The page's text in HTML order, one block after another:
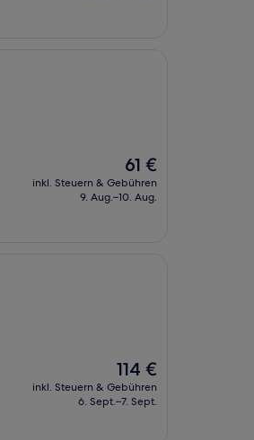
Der
Preis
beträgt
61 €
inkl. Steuern & Gebühren
9. Aug.–10. Aug.
Der
Preis
beträgt
114 €
inkl. Steuern & Gebühren
6. Sept.–7. Sept.